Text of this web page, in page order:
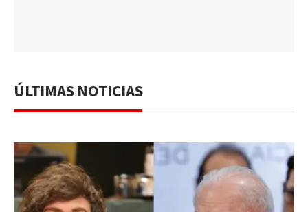
ÚLTIMAS NOTICIAS